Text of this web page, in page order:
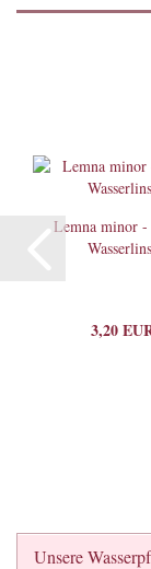
Lemna minor
3,20
Unsere